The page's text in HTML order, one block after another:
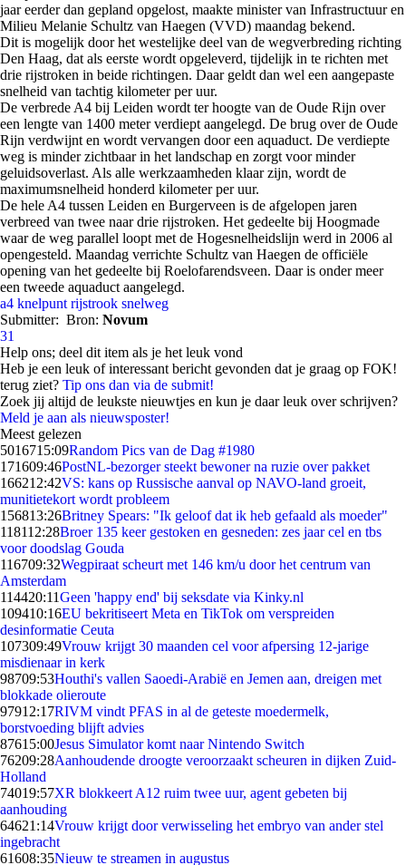
jaar eerder dan gepland opgelost, maakte minister van Infrastructuur en
Milieu Melanie Schultz van Haegen (VVD) maandag bekend.
Dit is mogelijk door het westelijke deel van de wegverbreding richting
Den Haag, dat als eerste wordt opgeleverd, tijdelijk in te richten met
drie rijstroken in beide richtingen. Daar geldt dan wel een aangepaste
snelheid van tachtig kilometer per uur.
De verbrede A4 bij Leiden wordt ter hoogte van de Oude Rijn over
een lengte van 1400 meter verdiept aangelegd. De brug over de Oude
Rijn verdwijnt en wordt vervangen door een aquaduct. De verdiepte
weg is minder zichtbaar in het landschap en zorgt voor minder
geluidsoverlast. Als alle werkzaamheden klaar zijn, wordt de
maximumsnelheid honderd kilometer per uur.
De hele A4 tussen Leiden en Burgerveen is de afgelopen jaren
verbreed van twee naar drie rijstroken. Het gedeelte bij Hoogmade
waar de weg parallel loopt met de Hogesnelheidslijn werd in 2006 al
opengesteld. Maandag verrichte Schultz van Haegen de officiële
opening van het gedeelte bij Roelofarendsveen. Daar is onder meer
een tweede aquaduct aangelegd.
a4 knelpunt rijstrook snelweg
Submitter: Bron: Novum
31
Help ons; deel dit item als je het leuk vond
Heb je een leuk of interessant bericht gevonden dat je graag op FOK!
terug ziet? Tip ons dan via de submit!
Zoek jij altijd de leukste nieuwtjes en kun je daar leuk over schrijven?
Meld je aan als nieuwsposter!
Meest gelezen
5016715:09Random Pics van de Dag #1980
171609:46PostNL-bezorger steekt bewoner na ruzie over pakket
166212:42VS: kans op Russische aanval op NAVO-land groeit,
munitietekort wordt probleem
156813:26Britney Spears: "Ik geloof dat ik heb gefaald als moeder"
118112:28Broer 135 keer gestoken en gesneden: zes jaar cel en tbs
voor doodslag Gouda
116709:32Wegpiraat scheurt met 146 km/u door het centrum van
Amsterdam
114420:11Geen 'happy end' bij seksdate via Kinky.nl
109410:16EU bekritiseert Meta en TikTok om verspreiden
desinformatie Ceuta
107309:49Vrouw krijgt 30 maanden cel voor afpersing 12-jarige
misdienaar in kerk
98709:53Houthi's vallen Saoedi-Arabië en Jemen aan, dreigen met
blokkade olieroute
97912:17RIVM vindt PFAS in al de geteste moedermelk,
borstvoeding blijft advies
87615:00Jesus Simulator komt naar Nintendo Switch
76209:28Aanhoudende droogte veroorzaakt scheuren in dijken Zuid-
Holland
74019:57XR blokkeert A12 ruim twee uur, agent gebeten bij
aanhouding
64621:14Vrouw krijgt door verwisseling het embryo van ander stel
ingebracht
61608:35Nieuw te streamen in augustus